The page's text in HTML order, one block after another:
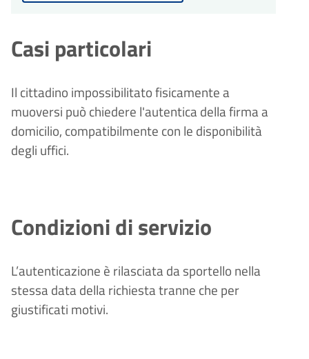
Casi particolari
Il cittadino impossibilitato fisicamente a
muoversi può chiedere l'autentica della firma a
domicilio, compatibilmente con le disponibilità
degli uffici.
Condizioni di servizio
L’autenticazione è rilasciata da sportello nella
stessa data della richiesta tranne che per
giustificati motivi.